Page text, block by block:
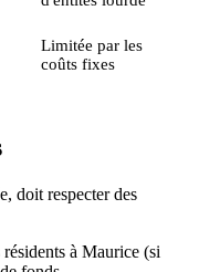
Limitée par les
coûts fixes
doit respecter des
à Maurice (si